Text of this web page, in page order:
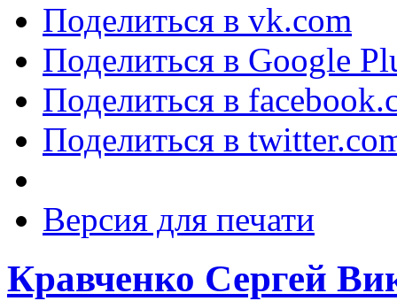
Поделиться в vk.com
Поделиться в Google
Поделиться в
Поделиться в
Версия для печати
Кравченко Сергей